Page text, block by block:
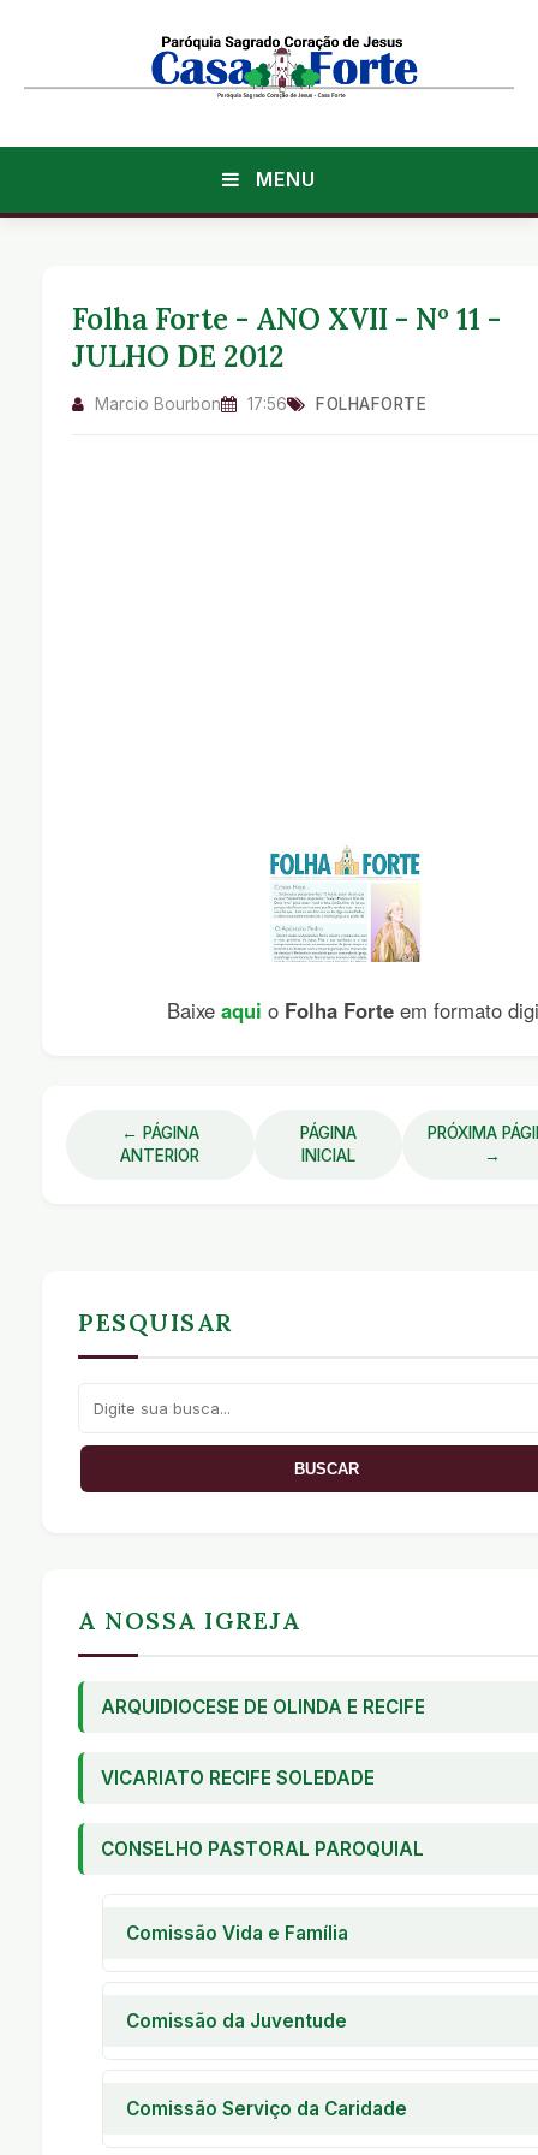
MENU
Folha Forte - ANO XVII - Nº 11 -
JULHO DE 2012
Marcio Bourbon 17:56 FOLHAFORTE
Baixe aqui o Folha Forte em formato
← PÁGINA
ANTERIOR
PÁGINA
INICIAL
PRÓXIMA
→
PESQUISAR
A NOSSA IGREJA
ARQUIDIOCESE DE OLINDA E RECIFE
VICARIATO RECIFE SOLEDADE
CONSELHO PASTORAL PAROQUIAL
Comissão Vida e Família
Comissão da Juventude
Comissão Serviço da Caridade